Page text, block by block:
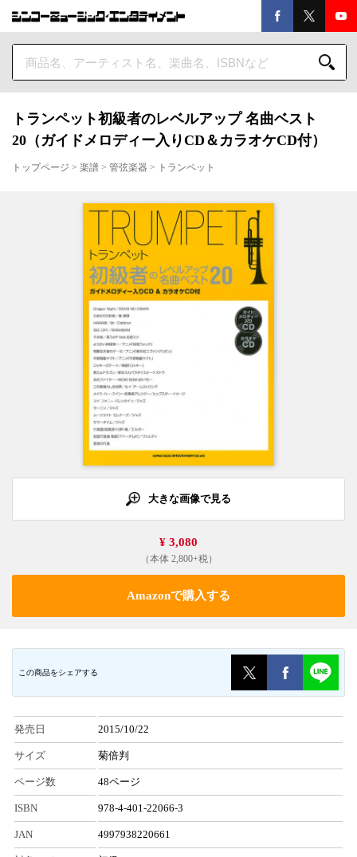
トランペット初級者のレベルアップ 名曲ベスト
20（ガイドメロディー入りCD＆カラオケCD付）
トップページ > 楽譜 > 管弦楽器 > トランペット
大きな画像で見る
¥ 3,080
（本体 2,800+税）
Amazonで購入する
この商品をシェアする
発売日 2015/10/22
サイズ 菊倍判
ページ数 48ページ
ISBN 978-4-401-22066-3
JAN 4997938220661